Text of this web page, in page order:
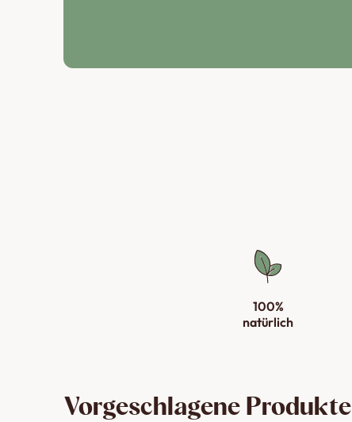
100%
natürlich
Vorgeschlagene Produkte